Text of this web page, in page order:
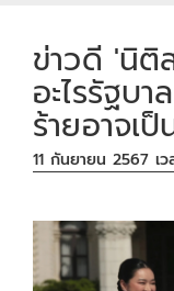
ข่าวดี 'นิติ
อะไรรัฐบ
ร้ายอาจเ
11 กันยายน 2567 เ